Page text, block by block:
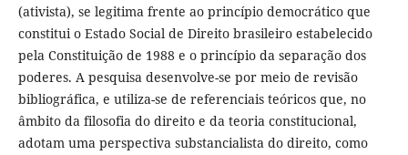
(ativista), se legitima frente ao princípio democrático que
constitui o Estado Social de Direito brasileiro estabelecido
pela Constituição de 1988 e o princípio da separação dos
poderes. A pesquisa desenvolve-se por meio de revisão
bibliográfica, e utiliza-se de referenciais teóricos que, no
âmbito da filosofia do direito e da teoria constitucional,
adotam uma perspectiva substancialista do direito, como